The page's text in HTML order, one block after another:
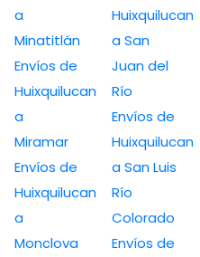
a
Minatitlán
Envíos de
Huixquilucan
a
Miramar
Envíos de
Huixquilucan
a
Monclova
Huixquilucan
a San
Juan del
Río
Envíos de
Huixquilucan
a San Luis
Río
Colorado
Envíos de